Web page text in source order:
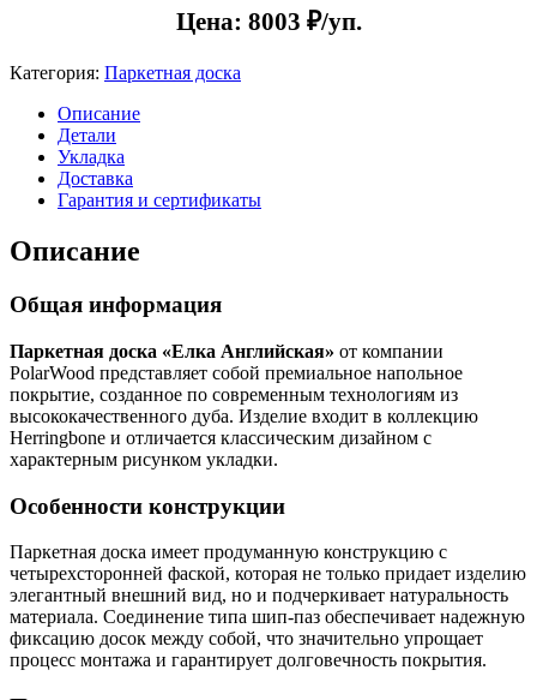
Цена: 8003 ₽/уп.
Категория: Паркетная доска
Описание
Детали
Укладка
Доставка
Гарантия и сертификаты
Описание
Общая информация
Паркетная доска «Елка Английская» от компании
PolarWood представляет собой премиальное напольное
покрытие, созданное по современным технологиям из
высококачественного дуба. Изделие входит в коллекцию
Herringbone и отличается классическим дизайном с
характерным рисунком укладки.
Особенности конструкции
Паркетная доска имеет продуманную конструкцию с
четырехсторонней фаской, которая не только придает изделию
элегантный внешний вид, но и подчеркивает натуральность
материала. Соединение типа шип-паз обеспечивает надежную
фиксацию досок между собой, что значительно упрощает
процесс монтажа и гарантирует долговечность покрытия.